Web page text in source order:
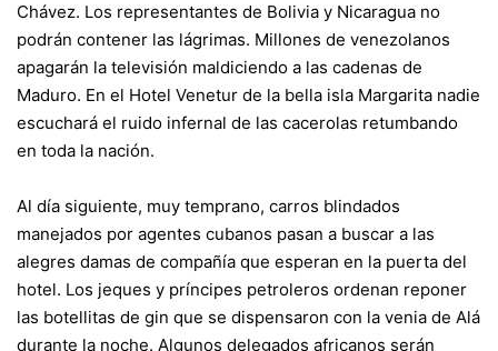
Chávez. Los representantes de Bolivia y Nicaragua no
podrán contener las lágrimas. Millones de venezolanos
apagarán la televisión maldiciendo a las cadenas de
Maduro. En el Hotel Venetur de la bella isla Margarita nadie
escuchará el ruido infernal de las cacerolas retumbando
en toda la nación.
Al día siguiente, muy temprano, carros blindados
manejados por agentes cubanos pasan a buscar a las
alegres damas de compañía que esperan en la puerta del
hotel. Los jeques y príncipes petroleros ordenan reponer
las botellitas de gin que se dispensaron con la venia de Alá
durante la noche. Algunos delegados africanos serán